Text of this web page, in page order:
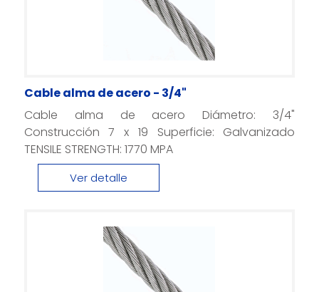
Cable alma de acero - 3/4"
Cable alma de acero Diámetro: 3/4"
Construcción 7 x 19 Superficie: Galvanizado
TENSILE STRENGTH: 1770 MPA
Ver detalle